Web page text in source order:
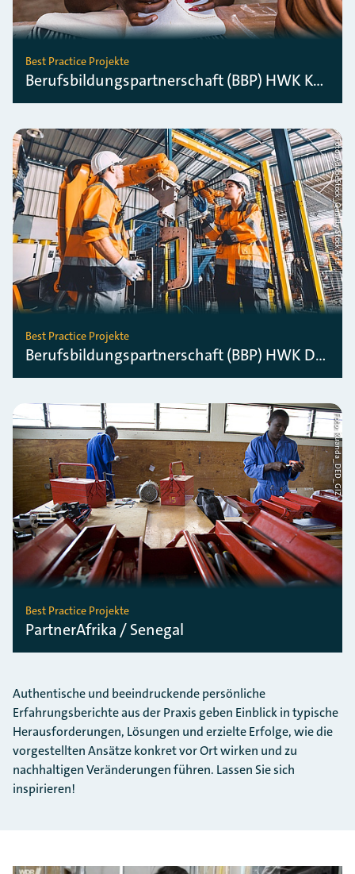
Best Practice Projekte
Berufsbildungspartnerschaft (BBP) HWK Koblenz
Foto: AdobeStock_Quality Stock Arts
Best Practice Projekte
Berufsbildungspartnerschaft (BBP) HWK Dresden
Foto: Ruanda_DED_GIZ
Best Practice Projekte
PartnerAfrika / Senegal
Authentische und beeindruckende persönliche
Erfahrungsberichte aus der Praxis geben Einblick in typische
Herausforderungen, Lösungen und erzielte Erfolge, wie die
vorgestellten Ansätze konkret vor Ort wirken und zu
nachhaltigen Veränderungen führen. Lassen Sie sich
inspirieren!